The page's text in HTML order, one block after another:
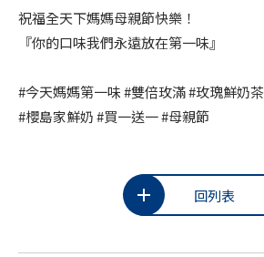
祝福全天下媽媽母親節快樂！
『你的口味我們永遠放在第一味』
#今天媽媽第一味 #雙倍玫滿 #玫瑰鮮奶茶
#櫻島家鮮奶 #買一送一 #母親節
回列表